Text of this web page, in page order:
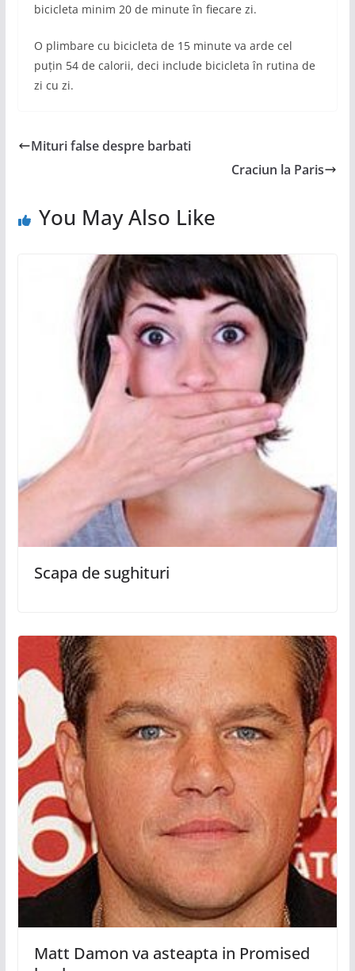
bicicleta minim 20 de minute în fiecare zi.
O plimbare cu bicicleta de 15 minute va arde cel
puțin 54 de calorii, deci include bicicleta în rutina de
zi cu zi.
Mituri false despre barbati
Craciun la Paris
You May Also Like
Scapa de sughituri
Matt Damon va asteapta in Promised